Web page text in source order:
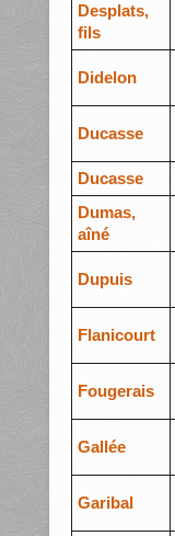
Desplats,
fils
Didelon
Ducasse
Ducasse
Dumas,
aîné
Dupuis
Flanicourt
Fougerais
Gallée
Garibal